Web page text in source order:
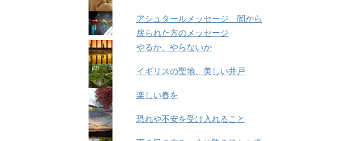
アシュタールメッセージ 闇から
戻られた方のメッセージ
やるか、やらないか
イギリスの聖地、美しい井戸
楽しい春を
恐れや不安を受け入れること